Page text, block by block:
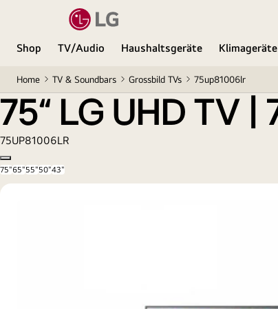
Shop TV/Audio Haushaltsgeräte Klimageräte
Home TV & Soundbars Grossbild TVs 75up81006lr
75“ LG UHD TV | 75UP81006LR
75“ LG UHD TV |
75UP81006LR
Copy model name
75"65"55"50"43"